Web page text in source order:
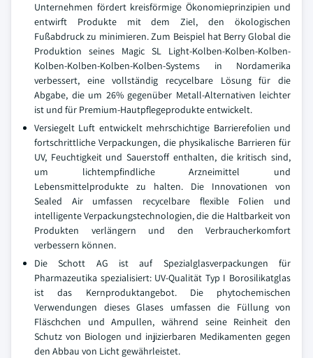
Unternehmen fördert kreisförmige Ökonomieprinzipien und
entwirft Produkte mit dem Ziel, den ökologischen
Fußabdruck zu minimieren. Zum Beispiel hat Berry Global die
Produktion seines Magic SL Light-Kolben-Kolben-Kolben-
Kolben-Kolben-Kolben-Kolben-Systems in Nordamerika
verbessert, eine vollständig recycelbare Lösung für die
Abgabe, die um 26% gegenüber Metall-Alternativen leichter
ist und für Premium-Hautpflegeprodukte entwickelt.
Versiegelt Luft entwickelt mehrschichtige Barrierefolien und
fortschrittliche Verpackungen, die physikalische Barrieren für
UV, Feuchtigkeit und Sauerstoff enthalten, die kritisch sind,
um lichtempfindliche Arzneimittel und
Lebensmittelprodukte zu halten. Die Innovationen von
Sealed Air umfassen recycelbare flexible Folien und
intelligente Verpackungstechnologien, die die Haltbarkeit von
Produkten verlängern und den Verbraucherkomfort
verbessern können.
Die Schott AG ist auf Spezialglasverpackungen für
Pharmazeutika spezialisiert: UV-Qualität Typ I Borosilikatglas
ist das Kernproduktangebot. Die phytochemischen
Verwendungen dieses Glases umfassen die Füllung von
Fläschchen und Ampullen, während seine Reinheit den
Schutz von Biologen und injizierbaren Medikamenten gegen
den Abbau von Licht gewährleistet.